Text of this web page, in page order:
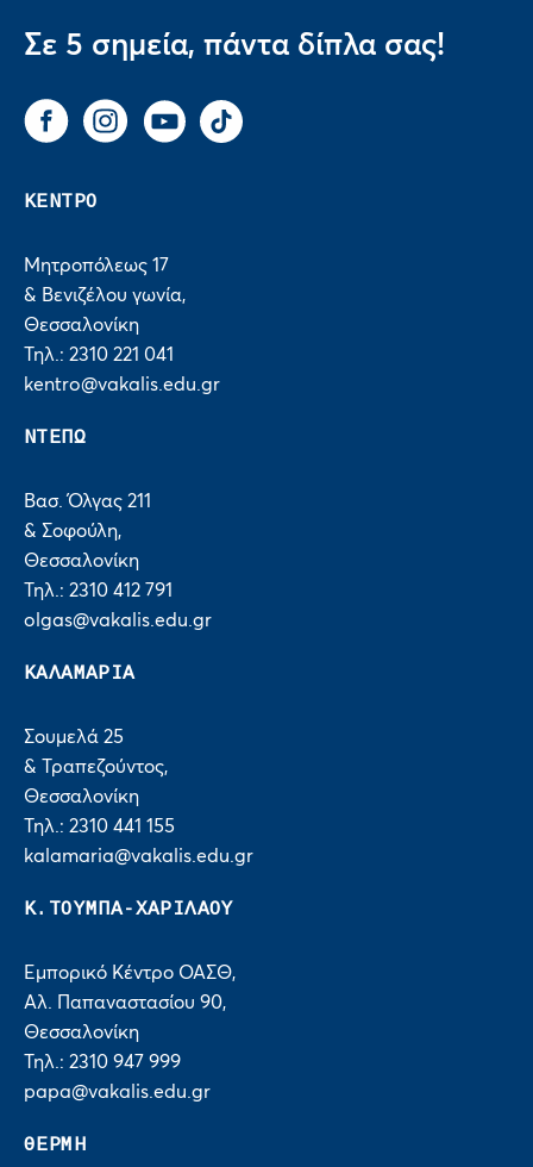
Σε 5 σημεία, πάντα δίπλα σας!
FacebookInstagram
You Tube Tik Tok
ΚΕΝΤΡΟ
Μητροπόλεως 17
& Βενιζέλου γωνία,
Θεσσαλονίκη
Τηλ.: 2310 221 041
kentro@vakalis.edu.gr
ΝΤΕΠΩ
Βασ. Όλγας 211
& Σοφούλη,
Θεσσαλονίκη
Τηλ.: 2310 412 791
olgas@vakalis.edu.gr
ΚΑΛΑΜΑΡΙΑ
Σουμελά 25
& Τραπεζούντος,
Θεσσαλονίκη
Τηλ.: 2310 441 155
kalamaria@vakalis.edu.gr
Κ.ΤΟΥΜΠΑ-ΧΑΡΙΛΑΟΥ
Εμπορικό Κέντρο ΟΑΣΘ,
Αλ. Παπαναστασίου 90,
Θεσσαλονίκη
Τηλ.: 2310 947 999
papa@vakalis.edu.gr
ΘΕΡΜΗ